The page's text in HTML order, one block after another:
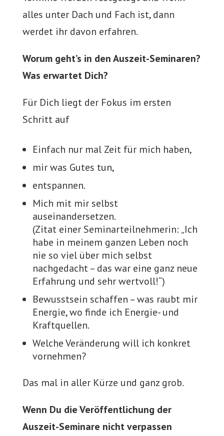
alles unter Dach und Fach ist, dann
werdet ihr davon erfahren.
Worum geht’s in den Auszeit-Seminaren?
Was erwartet Dich?
Für Dich liegt der Fokus im ersten
Schritt auf
Einfach nur mal Zeit für mich haben,
mir was Gutes tun,
entspannen.
Mich mit mir selbst
auseinandersetzen.
(Zitat einer Seminarteilnehmerin: „Ich
habe in meinem ganzen Leben noch
nie so viel über mich selbst
nachgedacht – das war eine ganz neue
Erfahrung und sehr wertvoll!“)
Bewusstsein schaffen – was raubt mir
Energie, wo finde ich Energie- und
Kraftquellen.
Welche Veränderung will ich konkret
vornehmen?
Das mal in aller Kürze und ganz grob.
Wenn Du die Veröffentlichung der
Auszeit-Seminare nicht verpassen